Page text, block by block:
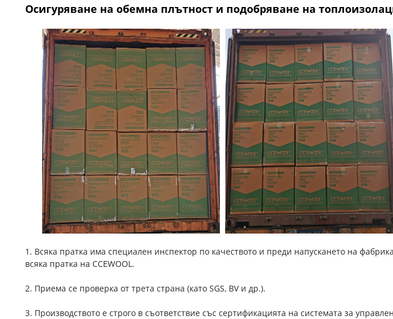
Осигуряване на обемна плътност и подобряване на
1. Всяка пратка има специален инспектор по качеството и преди напускането на
всяка пратка на CCEWOOL.
2. Приема се проверка от трета страна (като SGS, BV и др.).
3. Производството е строго в съответствие със сертификацията на системата за